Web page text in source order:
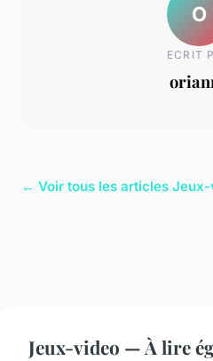
O
ECRIT
← Voir tous les articles
Jeux-video — À lire